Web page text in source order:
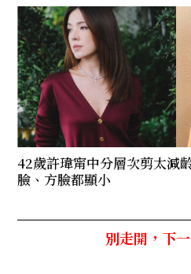
42歲許瑋甯中分層次剪太減
臉、方臉都顯小
別走開，下